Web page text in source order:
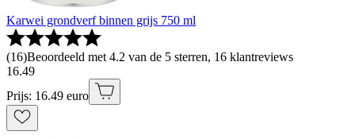
Karwei grondverf binnen grijs 750 ml
(16)Beoordeeld met 4.2 van de 5 sterren, 16 klantreviews
16.49
Prijs: 16.49 euro